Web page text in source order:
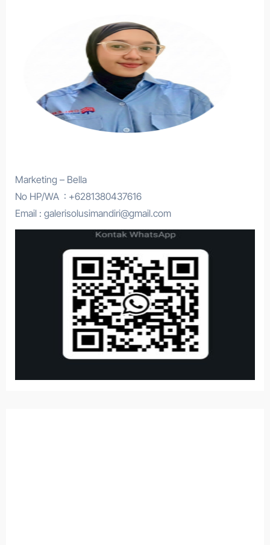
Marketing – Bella
No HP/WA : +6281380437616
Email : galerisolusimandiri@gmail.com